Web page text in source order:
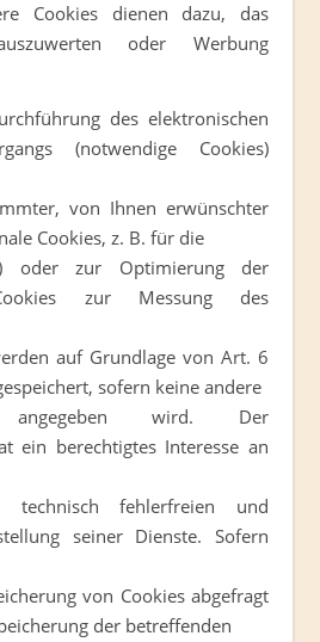
Cookies dienen dazu, das
oder Werbung
des elektronischen
(notwendige Cookies)
von Ihnen erwünschter
Cookies, z. B. für die
oder zur Optimierung der
zur Messung des
auf Grundlage von Art. 6
sofern keine andere
angegeben wird. Der
ein berechtigtes Interesse an
fehlerfreien und
seiner Dienste. Sofern
von Cookies abgefragt
der betreffenden